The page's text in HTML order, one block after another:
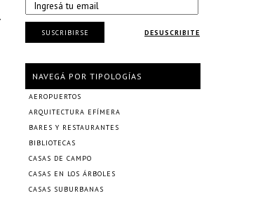
DESUSCRIBITE
SUSCRIBIRSE
NAVEGÁ POR TIPOLOGÍAS
AEROPUERTOS
ARQUITECTURA EFÍMERA
BARES Y RESTAURANTES
BIBLIOTECAS
CASAS DE CAMPO
CASAS EN LOS ÁRBOLES
CASAS SUBURBANAS